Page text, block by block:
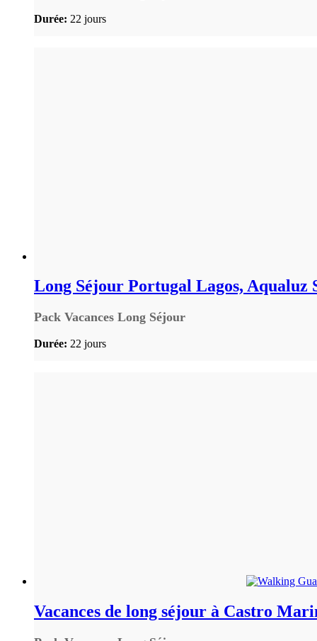
Durée: 22 jours
Long Séjour Portugal Lagos, Aqualuz
Pack Vacances Long Séjour
Durée: 22 jours
Vacances de long séjour à Castro